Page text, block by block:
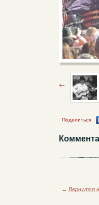
Поделиться
← Вернутся